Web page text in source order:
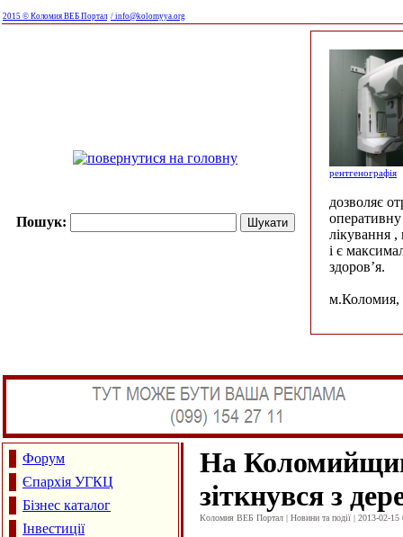
2015 © Коломия ВЕБ Портал / info@kolomyya.org
Пошук:
рентгенографія
дозволяє
лікування ,
і є
здоров’я.
м.Коломия,
Форум
Єпархія УГКЦ
Бізнес каталог
Інвестиції
На
зіткнувся з
Коломия ВЕБ Портал | Новини та події | 2013-02-15